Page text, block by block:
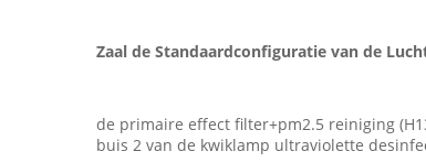
Zaal de Standaardconfiguratie van de
de primaire effect filter+pm2.5 reiniging
buis 2 van de kwiklamp ultraviolette